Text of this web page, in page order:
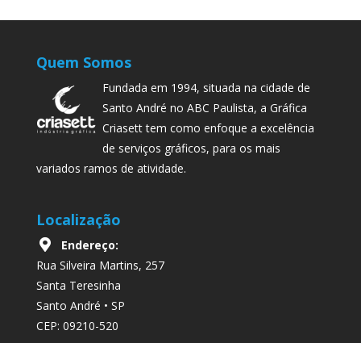
Quem Somos
Fundada em 1994, situada na cidade de
Santo André no ABC Paulista, a Gráfica
Criasett tem como enfoque a excelência
de serviços gráficos, para os mais
variados ramos de atividade.
Localização
Endereço:
Rua Silveira Martins, 257
Santa Teresinha
Santo André • SP
CEP: 09210-520